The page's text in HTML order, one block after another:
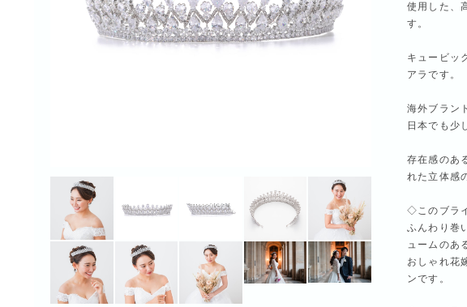
使用した、
す。
キュービッ
アラです。
海外ブラン
日本でも少
存在感のあ
れた立体感
◇このブラ
ふんわり巻
ュームのあ
おしゃれ花
ンです。